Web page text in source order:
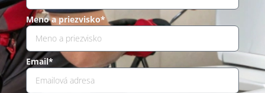
Meno a priezvisko*
Email*